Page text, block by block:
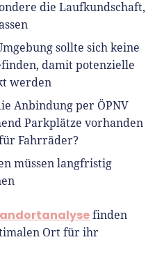
die Laufkundschaft,
sollte sich keine
damit potenzielle
werden
Anbindung per ÖPNV
Parkplätze vorhanden
Fahrräder?
müssen langfristig
finden
Ort für ihr